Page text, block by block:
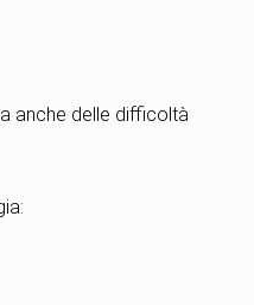
anche delle difficoltà